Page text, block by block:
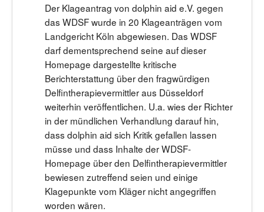
Der Klageantrag von dolphin aid e.V. gegen
das WDSF wurde in 20 Klageanträgen vom
Landgericht Köln abgewiesen. Das WDSF
darf dementsprechend seine auf dieser
Homepage dargestellte kritische
Berichterstattung über den fragwürdigen
Delfintherapievermittler aus Düsseldorf
weiterhin veröffentlichen. U.a. wies der Richter
in der mündlichen Verhandlung darauf hin,
dass dolphin aid sich Kritik gefallen lassen
müsse und dass Inhalte der WDSF-
Homepage über den Delfintherapievermittler
bewiesen zutreffend seien und einige
Klagepunkte vom Kläger nicht angegriffen
worden wären.